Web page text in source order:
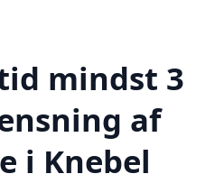
mindst 3
af
i Knebel